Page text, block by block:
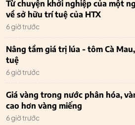
Từ chuyện khởi nghiệp của một
về sở hữu trí tuệ của HTX
6 giờ trước
Nâng tầm giá trị lúa - tôm Cà
tuệ
6 giờ trước
Giá vàng trong nước phân hóa,
cao hơn vàng miếng
6 giờ trước